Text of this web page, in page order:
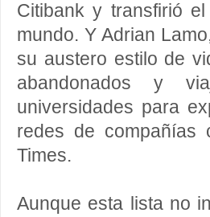
Citibank y transfirió
mundo. Y Adrian
su austero estilo de
abandonados y
universidades para
redes de compañías
Times.
Aunque esta lista no